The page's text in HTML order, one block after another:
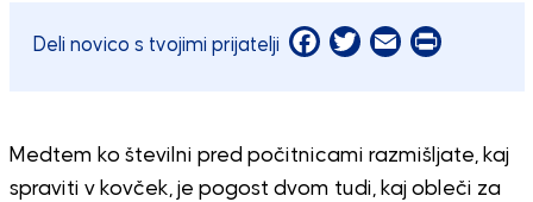
Deli novico s tvojimi prijatelji Facebook
Twitter
EmailPrint
Medtem ko številni pred počitnicami razmišljate, kaj
spraviti v kovček, je pogost dvom tudi, kaj obleči za